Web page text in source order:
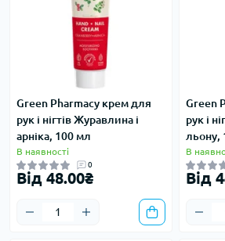
Green Pharmacy крем для
рук і нігтів Журавлина і
арніка, 100 мл
В наявності
0
Від 48.00₴
Green
рук і
льону,
В
Від